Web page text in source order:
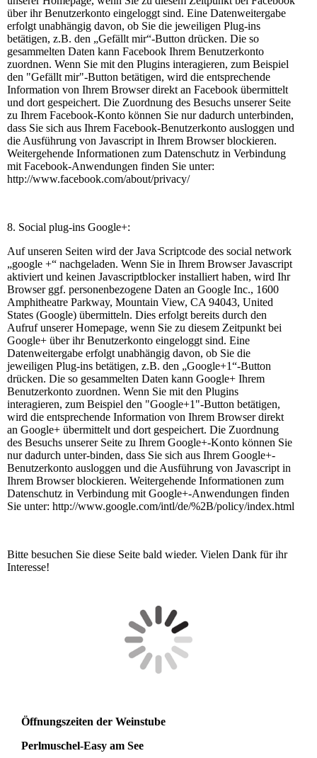
über ihr Benutzerkonto eingeloggt sind. Eine Datenweitergabe
erfolgt unabhängig davon, ob Sie die jeweiligen Plug-ins
betätigen, z.B. den „Gefällt mir“-Button drücken. Die so
gesammelten Daten kann Facebook Ihrem Benutzerkonto
zuordnen. Wenn Sie mit den Plugins interagieren, zum Beispiel
den "Gefällt mir"-Button betätigen, wird die entsprechende
Information von Ihrem Browser direkt an Facebook übermittelt
und dort gespeichert. Die Zuordnung des Besuchs unserer Seite
zu Ihrem Facebook-Konto können Sie nur dadurch unterbinden,
dass Sie sich aus Ihrem Facebook-Benutzerkonto ausloggen und
die Ausführung von Javascript in Ihrem Browser blockieren.
Weitergehende Informationen zum Datenschutz in Verbindung
mit Facebook-Anwendungen finden Sie unter:
http://www.facebook.com/about/privacy/
8. Social plug-ins Google+:
Auf unseren Seiten wird der Java Scriptcode des social network
„google +“ nachgeladen. Wenn Sie in Ihrem Browser Javascript
aktiviert und keinen Javascriptblocker installiert haben, wird Ihr
Browser ggf. personenbezogene Daten an Google Inc., 1600
Amphitheatre Parkway, Mountain View, CA 94043, United
States (Google) übermitteln. Dies erfolgt bereits durch den
Aufruf unserer Homepage, wenn Sie zu diesem Zeitpunkt bei
Google+ über ihr Benutzerkonto eingeloggt sind. Eine
Datenweitergabe erfolgt unabhängig davon, ob Sie die
jeweiligen Plug-ins betätigen, z.B. den „Google+1“-Button
drücken. Die so gesammelten Daten kann Google+ Ihrem
Benutzerkonto zuordnen. Wenn Sie mit den Plugins
interagieren, zum Beispiel den "Google+1"-Button betätigen,
wird die entsprechende Information von Ihrem Browser direkt
an Google+ übermittelt und dort gespeichert. Die Zuordnung
des Besuchs unserer Seite zu Ihrem Google+-Konto können Sie
nur dadurch unter-binden, dass Sie sich aus Ihrem Google+-
Benutzerkonto ausloggen und die Ausführung von Javascript in
Ihrem Browser blockieren. Weitergehende Informationen zum
Datenschutz in Verbindung mit Google+-Anwendungen finden
Sie unter: http://www.google.com/intl/de/%2B/policy/index.html
Bitte besuchen Sie diese Seite bald wieder. Vielen Dank für ihr
Interesse!
Öffnungszeiten der Weinstube
Perlmuschel-Easy am See